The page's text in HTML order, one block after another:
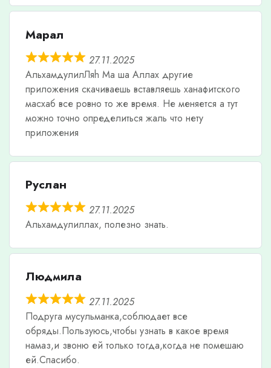
Марал
27.11.2025
АльхамдулилЛяh Ма ша Аллах другие
приложения скачиваешь вставляешь ханафитского
масхаб все ровно то же время. Не меняется а тут
можно точно определиться жаль что нету
приложения
Руслан
27.11.2025
Альхамдулиллах, полезно знать.
Людмила
27.11.2025
Подруга мусульманка,соблюдает все
обряды.Пользуюсь,чтобы узнать в какое время
намаз,и звоню ей только тогда,когда не помешаю
ей.Спасибо.